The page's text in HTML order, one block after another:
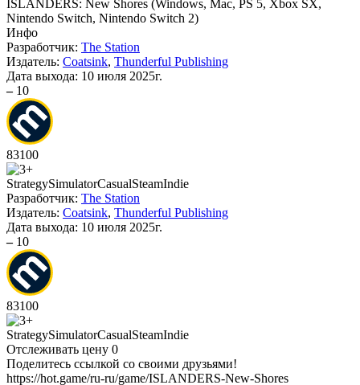
ISLANDERS: New Shores (Windows, Mac, PS 5, Xbox SX,
Nintendo Switch, Nintendo Switch 2)
Инфо
Разработчик: The Station
Издатель: Coatsink, Thunderful Publishing
Дата выхода: 10 июля 2025г.
– 10
83100
StrategySimulatorCasualSteamIndie
Разработчик: The Station
Издатель: Coatsink, Thunderful Publishing
Дата выхода: 10 июля 2025г.
– 10
83100
StrategySimulatorCasualSteamIndie
Отслеживать цену 0
Поделитесь ссылкой со своими друзьями!
https://hot.game/ru-ru/game/ISLANDERS-New-Shores